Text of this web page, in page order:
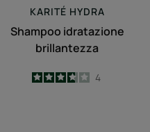
KARITÉ HYDRA
Shampoo idratazione
brillantezza
3.8
/5
4